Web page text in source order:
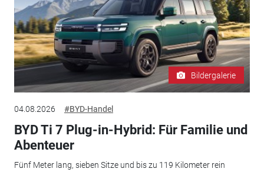
Bildergalerie
04.08.2026 #BYD-Handel
BYD Ti 7 Plug-in-Hybrid: Für Familie und
Abenteuer
Fünf Meter lang, sieben Sitze und bis zu 119 Kilometer rein